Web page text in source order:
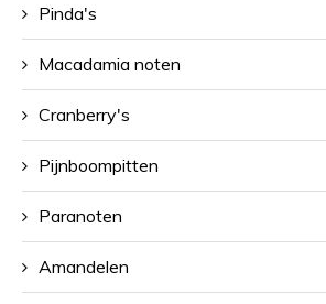
Pinda's
Macadamia noten
Cranberry's
Pijnboompitten
Paranoten
Amandelen